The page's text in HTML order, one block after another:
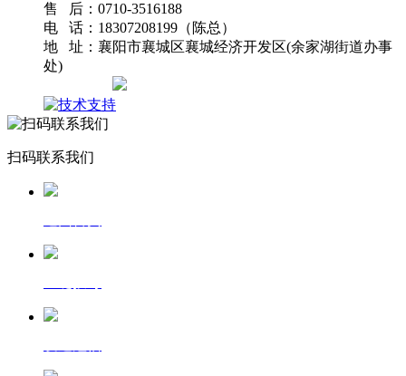
售 后：0710-3516188
电 话：18307208199（陈总）
地 址：襄阳市襄城区襄城经济开发区(余家湖街道办事
处)
扫码联系我们